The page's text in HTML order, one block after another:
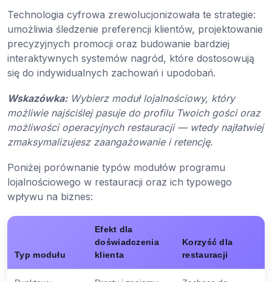
Technologia cyfrowa zrewolucjonizowała te strategie:
umożliwia śledzenie preferencji klientów, projektowanie
precyzyjnych promocji oraz budowanie bardziej
interaktywnych systemów nagród, które dostosowują
się do indywidualnych zachowań i upodobań.
Wskazówka: Wybierz moduł lojalnościowy, który
możliwie najściślej pasuje do profilu Twoich gości oraz
możliwości operacyjnych restauracji — wtedy najłatwiej
zmaksymalizujesz zaangażowanie i retencję.
Poniżej porównanie typów modułów programu
lojalnościowego w restauracji oraz ich typowego
wpływu na biznes:
Typ modułu
Efekt dla
doświadczenia
klienta
Korzyść dla
restauracji